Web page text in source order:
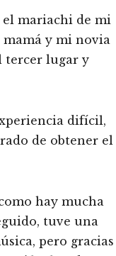
el mariachi de mi
y mi novia
tercer lugar y
difícil,
de obtener el
hay mucha
tuve una
pero gracias